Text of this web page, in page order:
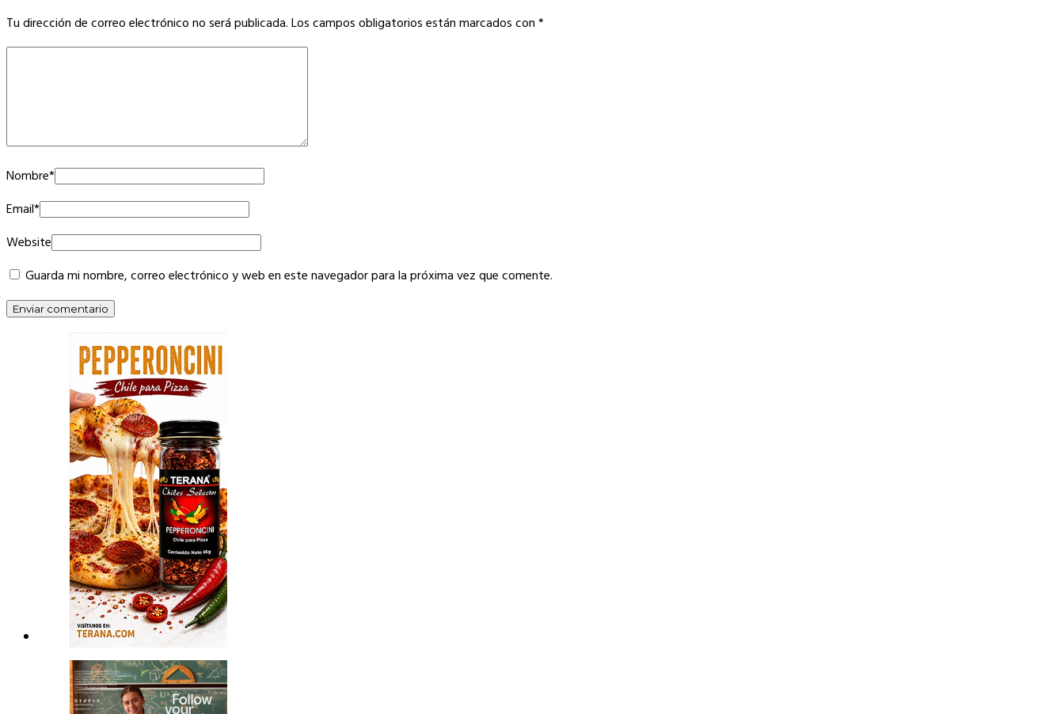
Tu dirección de correo electrónico no será publicada.Los campos obligatorios están marcados con*
Nombre*
Email*
Website
Guarda mi nombre, correo electrónico y web en este navegador para la próxima vez que comente.